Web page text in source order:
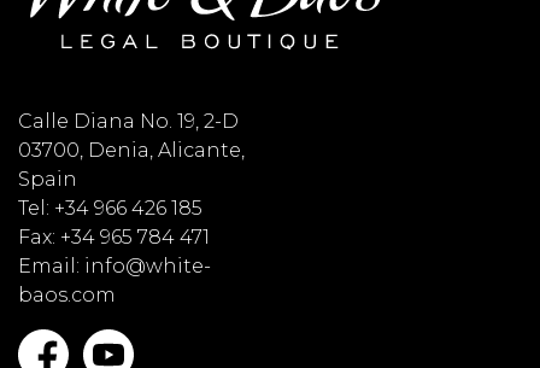
Calle Diana No. 19, 2-D
03700, Denia, Alicante,
Spain
Tel: +34 966 426 185
Fax: +34 965 784 471
Email: info@white-
baos.com